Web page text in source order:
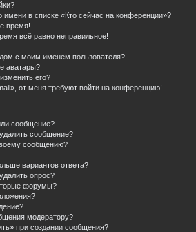
имени в списке «Кто сейчас на конференции»?
время!
всё равно неправильное!
с моим именем пользователя?
аватары?
его?
от меня требуют войти на конференцию!
сообщение?
сообщение?
сообщению?
вариантов ответа?
опрос?
форумы?
модератору?
при создании сообщения?